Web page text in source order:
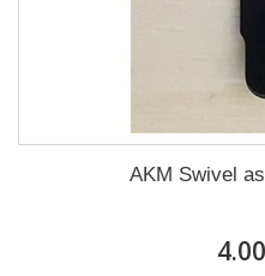
AKM Swivel